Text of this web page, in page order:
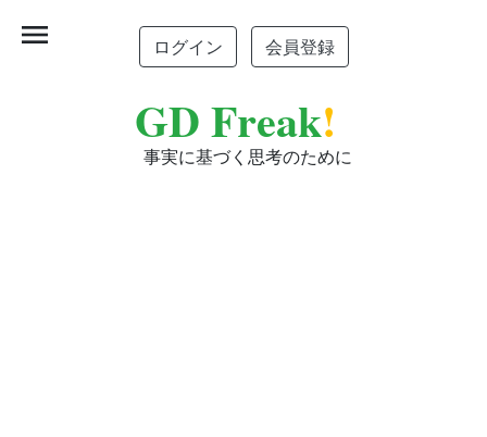
ログイン 会員登録
GD Freak!
事実に基づく思考のために
menu